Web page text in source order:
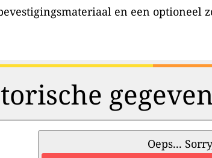
en een optioneel
Oeps...